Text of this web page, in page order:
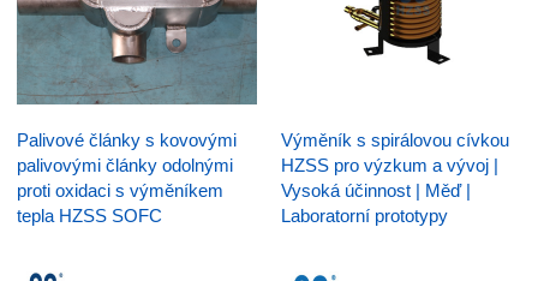
Palivové články s kovovými
palivovými články odolnými
proti oxidaci s výměníkem
tepla HZSS SOFC
Výměník s spirálovou cívkou
HZSS pro výzkum a vývoj |
Vysoká účinnost | Měď |
Laboratorní prototypy